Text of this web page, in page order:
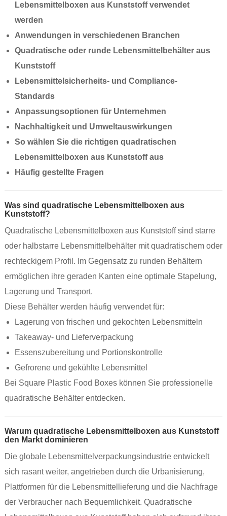
Lebensmittelboxen aus Kunststoff verwendet
werden
Anwendungen in verschiedenen Branchen
Quadratische oder runde Lebensmittelbehälter aus
Kunststoff
Lebensmittelsicherheits- und Compliance-
Standards
Anpassungsoptionen für Unternehmen
Nachhaltigkeit und Umweltauswirkungen
So wählen Sie die richtigen quadratischen
Lebensmittelboxen aus Kunststoff aus
Häufig gestellte Fragen
Was sind quadratische Lebensmittelboxen aus
Kunststoff?
Quadratische Lebensmittelboxen aus Kunststoff sind starre
oder halbstarre Lebensmittelbehälter mit quadratischem oder
rechteckigem Profil. Im Gegensatz zu runden Behältern
ermöglichen ihre geraden Kanten eine optimale Stapelung,
Lagerung und Transport.
Diese Behälter werden häufig verwendet für:
Lagerung von frischen und gekochten Lebensmitteln
Takeaway- und Lieferverpackung
Essenszubereitung und Portionskontrolle
Gefrorene und gekühlte Lebensmittel
Bei Square Plastic Food Boxes können Sie professionelle
quadratische Behälter entdecken.
Warum quadratische Lebensmittelboxen aus Kunststoff
den Markt dominieren
Die globale Lebensmittelverpackungsindustrie entwickelt
sich rasant weiter, angetrieben durch die Urbanisierung,
Plattformen für die Lebensmittellieferung und die Nachfrage
der Verbraucher nach Bequemlichkeit. Quadratische